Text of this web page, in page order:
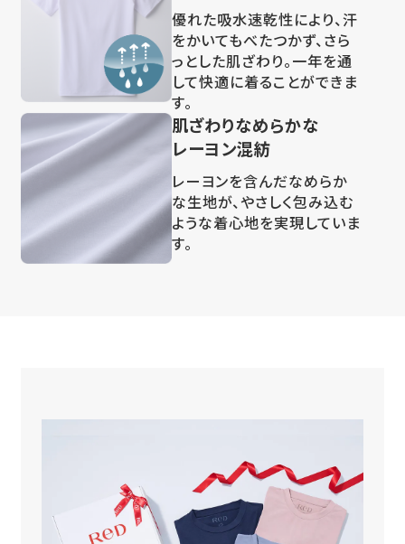
優れた吸水速乾性により、汗
をかいてもべたつかず、さら
っとした肌ざわり。一年を通
して快適に着ることができま
す。
肌ざわりなめらかな
レーヨン混紡
レーヨンを含んだなめらか
な生地が、やさしく包み込む
ような着心地を実現していま
す。